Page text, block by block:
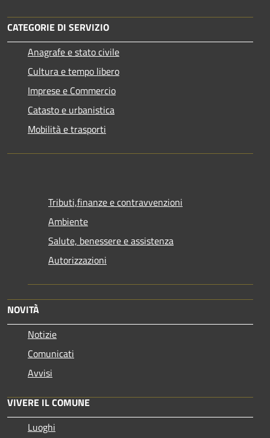
CATEGORIE DI SERVIZIO
Anagrafe e stato civile
Cultura e tempo libero
Imprese e Commercio
Catasto e urbanistica
Mobilità e trasporti
Tributi,finanze e contravvenzioni
Ambiente
Salute, benessere e assistenza
Autorizzazioni
NOVITÀ
Notizie
Comunicati
Avvisi
VIVERE IL COMUNE
Luoghi